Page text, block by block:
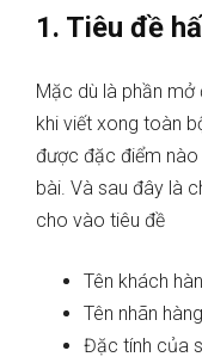
1. Tiêu đề
Mặc dù là phần mở
khi viết xong toàn
được đặc điểm
bài. Và sau đây là
cho vào tiêu đề
Tên khách
Tên nhãn
Đặc tính của